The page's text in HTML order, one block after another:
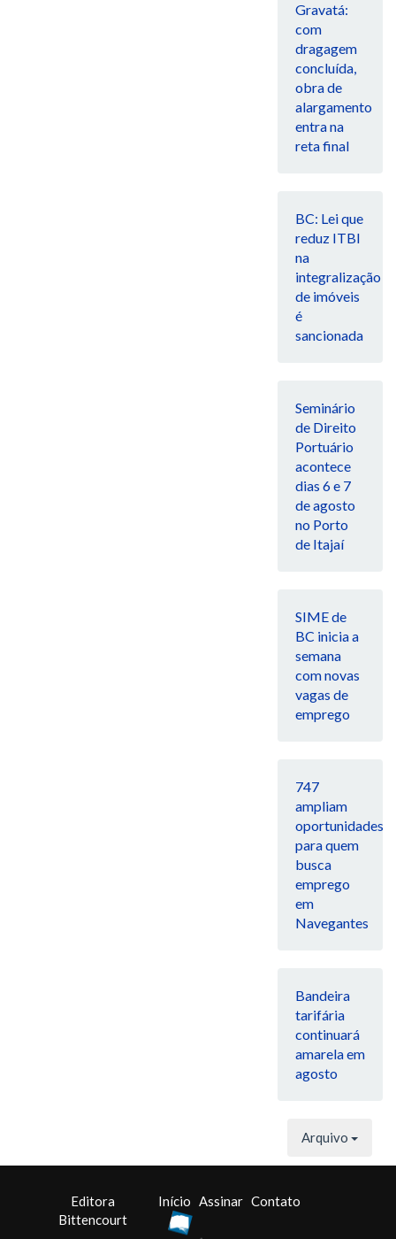
Gravatá:
com
dragagem
concluída,
obra de
alargamento
entra na
reta final
BC: Lei que
reduz ITBI
na
integralização
de imóveis
é
sancionada
Seminário
de Direito
Portuário
acontece
dias 6 e 7
de agosto
no Porto
de Itajaí
SIME de
BC inicia a
semana
com novas
vagas de
emprego
747
ampliam
oportunidades
para quem
busca
emprego
em
Navegantes
Bandeira
tarifária
continuará
amarela em
agosto
Arquivo
Editora
Bittencourt
Início Assinar Contato